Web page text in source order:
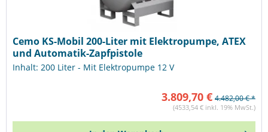
Cemo KS-Mobil 200-Liter mit Elektropumpe, ATEX
und Automatik-Zapfpistole
Inhalt: 200 Liter - Mit Elektropumpe 12 V
3.809,70 € 4.482,00 € *
(4533,54 € inkl. 19% MwSt.)